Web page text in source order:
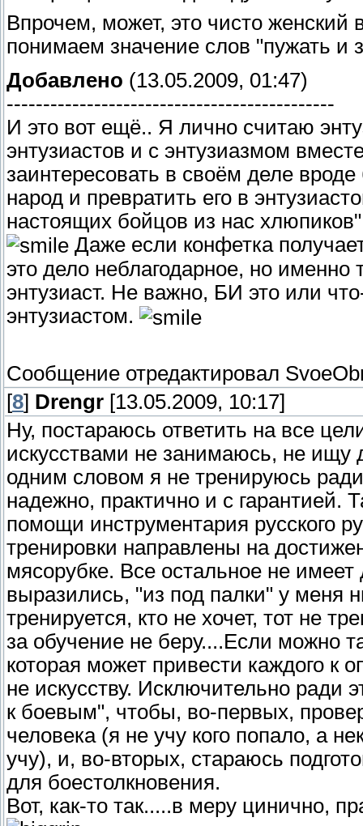
Впрочем, может, это чисто
понимаем значение слов "пужать и
Добавлено (13.05.2009, 01:47)
---------------------------------------------
И это вот ещё.. Я лично считаю
энтузиастов и с энтузиазмом
заинтересовать в своём деле
народ и превратить его в
настоящих бойцов из нас
Даже если конфетка
это дело неблагодарное, но именно
энтузиаст. Не важно, БИ это или
энтузиастом.
Сообщение отредактировал
[8] Drengr [13.05.2009, 10:17]
Ну, постараюсь ответить на все
искусствами не занимаюсь, не ищу
одним словом я не тренируюсь
надежно, практично и с гарантией.
помощи инструментария русского
тренировки направлены на
мясорубке. Все остальное не
выразились, "из под палки" у меня
тренируется, кто не хочет, тот не
за обучение не беру....Если можно
которая может привести каждого
не искусству. Исключительно ради
к боевым", чтобы, во-первых,
человека (я не учу кого попало, а
учу), и, во-вторых, стараюсь
для боестолкновения.
Вот, как-то так.....в меру цинично,